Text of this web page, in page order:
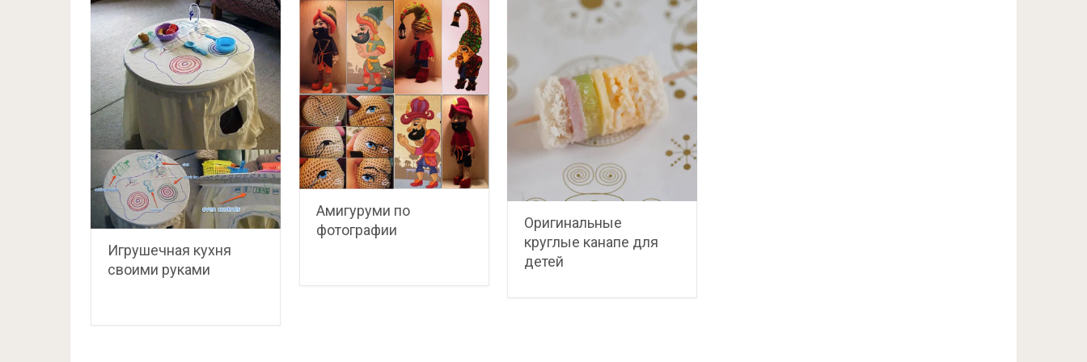
Игрушечная кухня
своими руками
Амигуруми по
фотографии
Оригинальные
круглые канапе для
детей